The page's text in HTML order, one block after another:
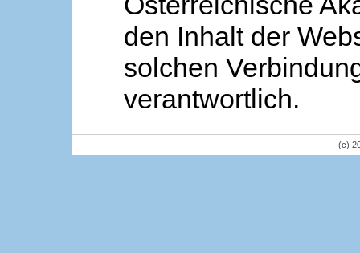
den Inhalt der
solchen
verantwortlich.
(c)